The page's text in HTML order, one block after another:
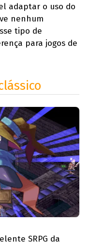
adaptar o uso do
nenhum
tipo de
para jogos de
SRPG da